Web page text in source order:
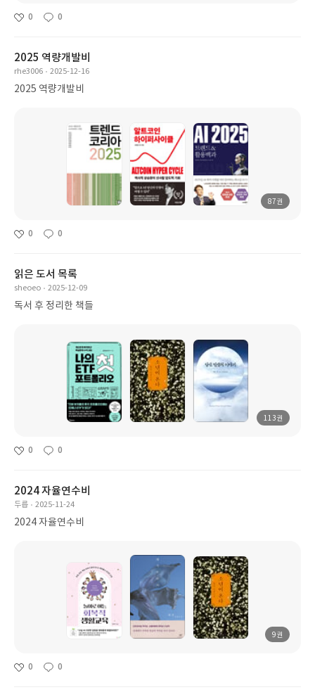
0 0
2025 역량개발비
rhe3006 2025-12-16
2025 역량개발비
87권
0 0
읽은 도서 목록
sheoeo 2025-12-09
독서 후 정리한 책들
113권
0 0
2024 자율연수비
두릅 2025-11-24
2024 자율연수비
9권
0 0